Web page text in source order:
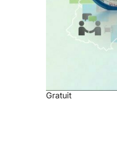
Gratuit